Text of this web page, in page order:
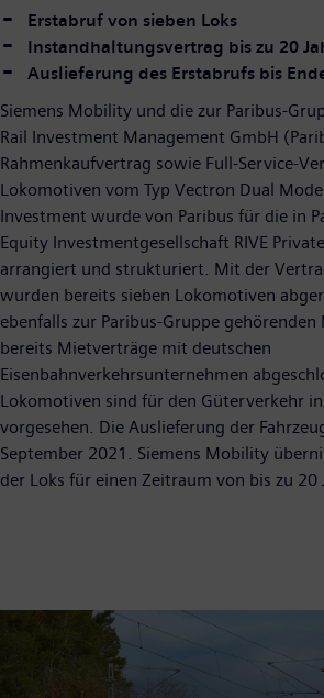
Erstabruf von sieben Loks
Instandhaltungsvertrag bis zu 20
Auslieferung des Erstabrufs bis
Siemens Mobility und die zur Paribus-
Rail Investment Management GmbH
Rahmenkaufvertrag sowie Full-Service-
Lokomotiven vom Typ Vectron Dual
Investment wurde von Paribus für die in
Equity Investmentgesellschaft RIVE
arrangiert und strukturiert. Mit der
wurden bereits sieben Lokomotiven
ebenfalls zur Paribus-Gruppe
bereits Mietverträge mit deutschen
Eisenbahnverkehrsunternehmen
Lokomotiven sind für den Güterverkehr
vorgesehen. Die Auslieferung der
September 2021. Siemens Mobility
der Loks für einen Zeitraum von bis zu 20